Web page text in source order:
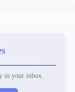
in your inbox.